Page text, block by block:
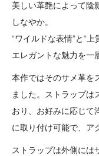
美しい革艶によって陰
しなやか。
“ワイルドな表情”と“
エレガントな魅力を一
本作ではそのサメ革を
ました。ストラップは
おり、お好みに応じて
に取り付け可能で、ア
ストラップは外側には